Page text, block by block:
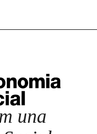
una